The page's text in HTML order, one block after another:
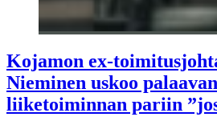
Kojamon ex-
Nieminen uskoo
liiketoiminnan pariin